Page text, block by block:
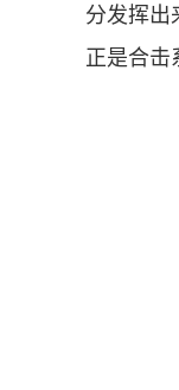
分发挥出
正是合击